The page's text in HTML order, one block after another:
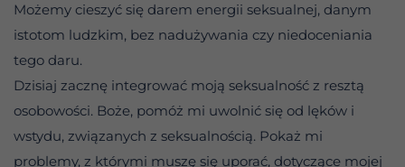
Możemy cieszyć się darem energii seksualnej, danym
istotom ludzkim, bez nadużywania czy niedoceniania
tego daru.
Dzisiaj zacznę integrować moją seksualność z resztą
osobowości. Boże, pomóż mi uwolnić się od lęków i
wstydu, związanych z seksualnością. Pokaż mi
problemy, z którymi muszę się uporać, dotyczące mojej